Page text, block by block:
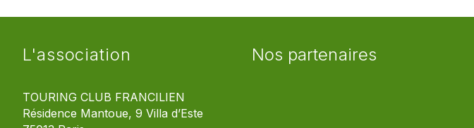
L'association
TOURING CLUB FRANCILIEN
Résidence Mantoue, 9 Villa d’Este
Nos partenaires